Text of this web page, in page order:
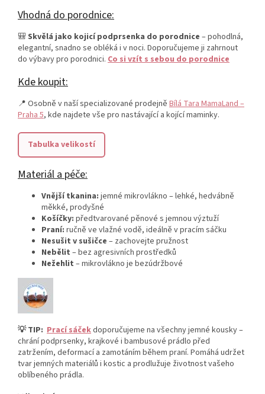
Vhodná do porodnice:
🎒 Skvělá jako kojicí podprsenka do porodnice – pohodlná,
elegantní, snadno se obléká i v noci. Doporučujeme ji zahrnout
do výbavy pro porodnici. Co si vzít s sebou do porodnice
Kde koupit:
📍 Osobně v naší specializované prodejně Bílá Tara MamaLand –
Praha 5, kde najdete vše pro nastávající a kojící maminky.
Tabulka velikostí
Materiál a péče:
Vnější tkanina: jemné mikrovlákno – lehké, hedvábně
měkké, prodyšné
Košíčky: předtvarované pěnové s jemnou výztuží
Praní: ručně ve vlažné vodě, ideálně v pracím sáčku
Nesušit v sušičce – zachovejte pružnost
Nebělit – bez agresivních prostředků
Nežehlit – mikrovlákno je bezúdržbové
💡 TIP: Prací sáčekdoporučujeme na všechny jemné kousky –
chrání podprsenky, krajkové i bambusové prádlo před
zatržením, deformací a zamotáním během praní. Pomáhá udržet
tvar jemných materiálů i kostic a prodlužuje životnost vašeho
oblíbeného prádla.